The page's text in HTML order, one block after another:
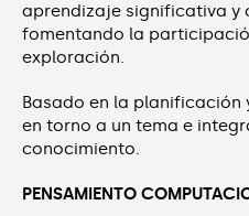
aprendizaje significativa y
fomentando la
exploración.
Basado en la
en torno a un tema e
conocimiento.
PENSAMIENTO